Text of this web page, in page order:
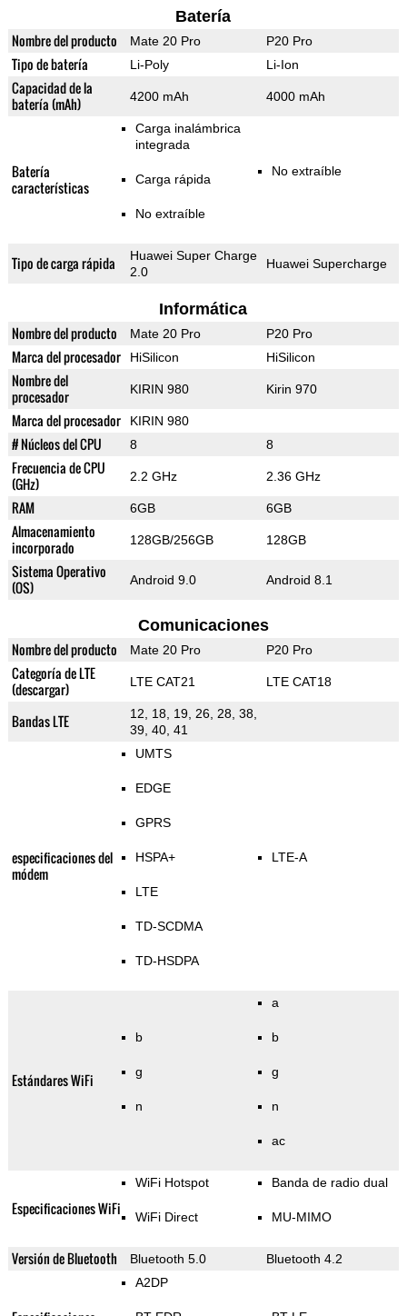
Batería
Nombre del producto Mate 20 Pro P20 Pro
Tipo de batería Li-Poly Li-Ion
Capacidad de la
batería (mAh)
4200 mAh 4000 mAh
Batería
características
Carga inalámbrica
integrada
Carga rápida
No extraíble
No extraíble
Tipo de carga rápida
Huawei Super Charge
2.0
Huawei Supercharge
Informática
Nombre del producto Mate 20 Pro P20 Pro
Marca del procesador HiSilicon HiSilicon
Nombre del
procesador
KIRIN 980 Kirin 970
Marca del procesador KIRIN 980
# Núcleos del CPU 8 8
Frecuencia de CPU
(GHz)
2.2 GHz 2.36 GHz
RAM 6GB 6GB
Almacenamiento
incorporado
128GB/256GB 128GB
Sistema Operativo
(OS)
Android 9.0 Android 8.1
Comunicaciones
Nombre del producto Mate 20 Pro P20 Pro
Categoría de LTE
(descargar)
LTE CAT21 LTE CAT18
Bandas LTE
12, 18, 19, 26, 28, 38,
39, 40, 41
especificaciones del
módem
UMTS
EDGE
GPRS
HSPA+
LTE
TD-SCDMA
TD-HSDPA
LTE-A
Estándares WiFi
b
g
n
a
b
g
n
ac
Especificaciones WiFi
WiFi Hotspot
WiFi Direct
Banda de radio dual
MU-MIMO
Versión de Bluetooth Bluetooth 5.0 Bluetooth 4.2
A2DP